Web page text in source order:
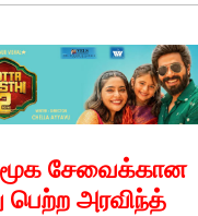
சமூக சேவைக்கான
பெற்ற அரவிந்த்